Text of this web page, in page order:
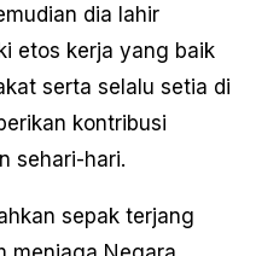
dia lahir
etos kerja yang baik
serta selalu setia di
kontribusi
sehari-hari.
sepak terjang